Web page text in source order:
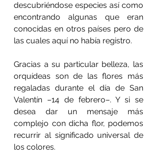
descubriéndose especies así como
encontrando algunas que eran
conocidas en otros países pero de
las cuales aquí no había registro.
Gracias a su particular belleza, las
orquídeas son de las flores más
regaladas durante el día de San
Valentín –14 de febrero–. Y si se
desea dar un mensaje más
complejo con dicha flor, podemos
recurrir al significado universal de
los colores.